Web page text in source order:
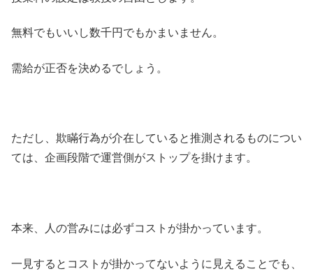
無料でもいいし数千円でもかまいません。
需給が正否を決めるでしょう。
ただし、欺瞞行為が介在していると推測されるものについ
ては、企画段階で運営側がストップを掛けます。
本来、人の営みには必ずコストが掛かっています。
一見するとコストが掛かってないように見えることでも、